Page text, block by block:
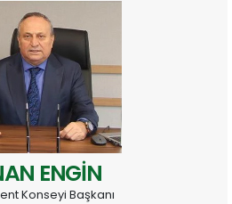
ENGİN
Konseyi Başkanı